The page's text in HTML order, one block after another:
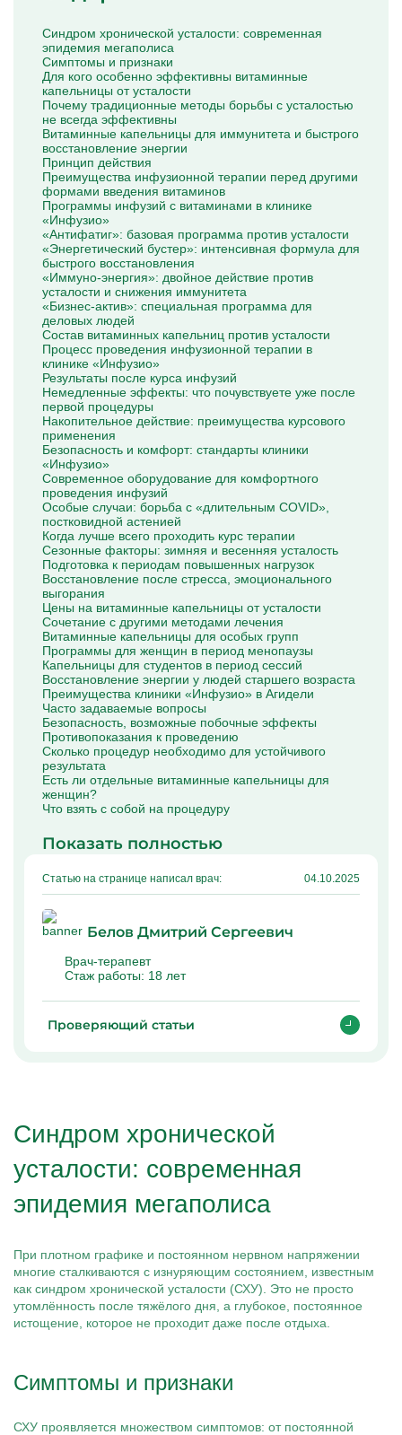
Капельница Церебролизин
Капельница Мильгамма
Капельница Цефтриаксон
Капельница Ципрофлоксацин
Капельница Рингер
Синдром хронической усталости: современная
эпидемия мегаполиса
Симптомы и признаки
Для кого особенно эффективны витаминные
капельницы от усталости
Почему традиционные методы борьбы с усталостью
не всегда эффективны
Витаминные капельницы для иммунитета и быстрого
восстановление энергии
Принцип действия
Преимущества инфузионной терапии перед другими
формами введения витаминов
Программы инфузий с витаминами в клинике
«Инфузио»
«Антифатиг»: базовая программа против усталости
«Энергетический бустер»: интенсивная формула для
быстрого восстановления
«Иммуно-энергия»: двойное действие против
усталости и снижения иммунитета
«Бизнес-актив»: специальная программа для
деловых людей
Состав витаминных капельниц против усталости
Процесс проведения инфузионной терапии в
клинике «Инфузио»
Результаты после курса инфузий
Немедленные эффекты: что почувствуете уже после
первой процедуры
Накопительное действие: преимущества курсового
применения
Безопасность и комфорт: стандарты клиники
«Инфузио»
Современное оборудование для комфортного
проведения инфузий
Особые случаи: борьба с «длительным COVID»,
постковидной астенией
Когда лучше всего проходить курс терапии
Сезонные факторы: зимняя и весенняя усталость
Подготовка к периодам повышенных нагрузок
Восстановление после стресса, эмоционального
выгорания
Цены на витаминные капельницы от усталости
Сочетание с другими методами лечения
Витаминные капельницы для особых групп
Программы для женщин в период менопаузы
Капельницы для студентов в период сессий
Восстановление энергии у людей старшего возраста
Преимущества клиники «Инфузио» в Агидели
Часто задаваемые вопросы
Безопасность, возможные побочные эффекты
Противопоказания к проведению
Сколько процедур необходимо для устойчивого
результата
Есть ли отдельные витаминные капельницы для
женщин?
Что взять с собой на процедуру
Показать полностью
Статью на странице написал врач: 04.10.2025
Белов Дмитрий Сергеевич
Врач-терапевт
Стаж работы: 18 лет
Проверяющий статьи
Синдром хронической
усталости: современная
эпидемия мегаполиса
При плотном графике и постоянном нервном напряжении
многие сталкиваются с изнуряющим состоянием, известным
как синдром хронической усталости (СХУ). Это не просто
утомлённость после тяжёлого дня, а глубокое, постоянное
истощение, которое не проходит даже после отдыха.
Симптомы и признаки
СХУ проявляется множеством симптомов: от постоянной